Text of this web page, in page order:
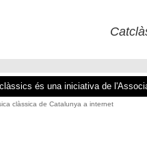
és una iniciativa de
clàssica de Catalunya a internet